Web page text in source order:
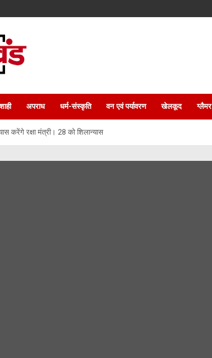
अपराध धर्म-संस्कृति वन एवं पर्यावरण खेलकूद ग्लैमर
करेंगे रक्षा मंत्री। 28 को शिलान्यास